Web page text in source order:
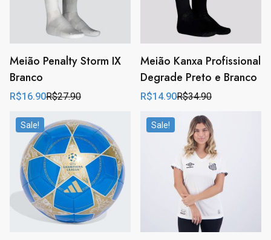
Meião Penalty Storm IX
Branco
R$27.90
Original
was:
R$27.90.
R$16.90
Current
is:
R$16.90.
Meião Kanxa Profissional
Degrade Preto e Branco
R$34.90
Original
was:
R$34.90.
R$14.90
Current
is:
R$14.90.
Sale! Sale!